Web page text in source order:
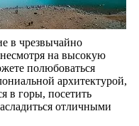
в чрезвычайно
на высокую
полюбоваться
архитектурой,
в горы, посетить
отличными